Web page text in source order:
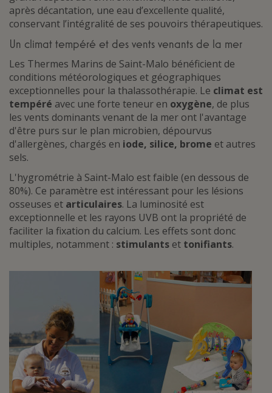
après décantation, une eau d’excellente qualité,
conservant l’intégralité de ses pouvoirs thérapeutiques.
Un climat tempéré et des vents venants de la mer
Les Thermes Marins de Saint-Malo bénéficient de
conditions météorologiques et géographiques
exceptionnelles pour la thalassothérapie. Le climat est
tempéré avec une forte teneur en oxygène, de plus
les vents dominants venant de la mer ont l'avantage
d'être purs sur le plan microbien, dépourvus
d'allergènes, chargés en iode, silice, brome et autres
sels.
L'hygrométrie à Saint-Malo est faible (en dessous de
80%). Ce paramètre est intéressant pour les lésions
osseuses et articulaires. La luminosité est
exceptionnelle et les rayons UVB ont la propriété de
faciliter la fixation du calcium. Les effets sont donc
multiples, notamment : stimulants et tonifiants.